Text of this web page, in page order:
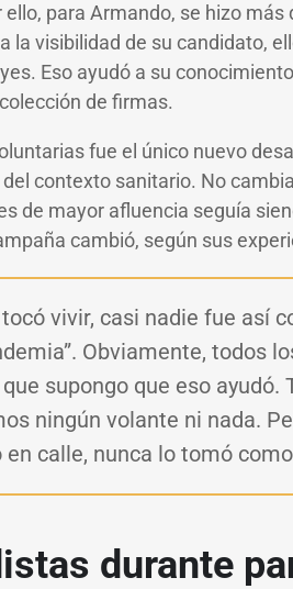
ello, para Armando, se hizo
la visibilidad de su candidato,
Eso ayudó a su
de firmas.
fue el único nuevo
contexto sanitario. No
de mayor afluencia seguía
cambió, según sus
vivir, casi nadie fue así
Obviamente, todos
supongo que eso
ningún volante ni nada.
calle, nunca lo tomó como
durante